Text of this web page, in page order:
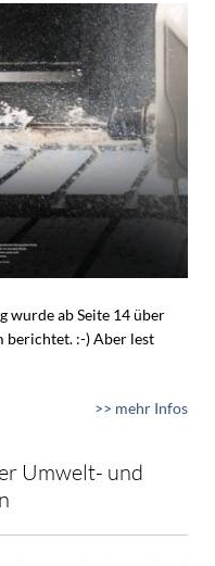
wurde ab Seite 14 über
berichtet. :-) Aber lest
>> mehr Infos
Umwelt- und